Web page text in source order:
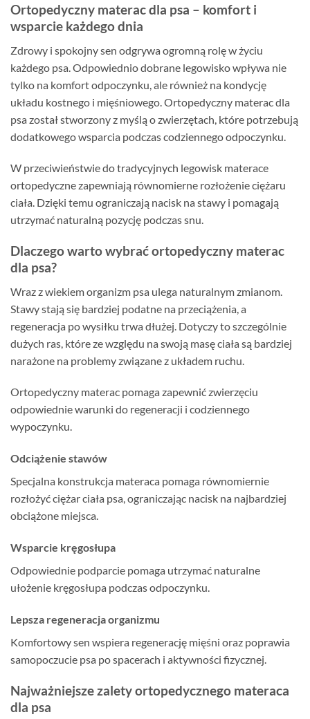
Ortopedyczny materac dla psa – komfort i
wsparcie każdego dnia
Zdrowy i spokojny sen odgrywa ogromną rolę w życiu
każdego psa. Odpowiednio dobrane legowisko wpływa nie
tylko na komfort odpoczynku, ale również na kondycję
układu kostnego i mięśniowego. Ortopedyczny materac dla
psa został stworzony z myślą o zwierzętach, które potrzebują
dodatkowego wsparcia podczas codziennego odpoczynku.
W przeciwieństwie do tradycyjnych legowisk materace
ortopedyczne zapewniają równomierne rozłożenie ciężaru
ciała. Dzięki temu ograniczają nacisk na stawy i pomagają
utrzymać naturalną pozycję podczas snu.
Dlaczego warto wybrać ortopedyczny materac
dla psa?
Wraz z wiekiem organizm psa ulega naturalnym zmianom.
Stawy stają się bardziej podatne na przeciążenia, a
regeneracja po wysiłku trwa dłużej. Dotyczy to szczególnie
dużych ras, które ze względu na swoją masę ciała są bardziej
narażone na problemy związane z układem ruchu.
Ortopedyczny materac pomaga zapewnić zwierzęciu
odpowiednie warunki do regeneracji i codziennego
wypoczynku.
Odciążenie stawów
Specjalna konstrukcja materaca pomaga równomiernie
rozłożyć ciężar ciała psa, ograniczając nacisk na najbardziej
obciążone miejsca.
Wsparcie kręgosłupa
Odpowiednie podparcie pomaga utrzymać naturalne
ułożenie kręgosłupa podczas odpoczynku.
Lepsza regeneracja organizmu
Komfortowy sen wspiera regenerację mięśni oraz poprawia
samopoczucie psa po spacerach i aktywności fizycznej.
Najważniejsze zalety ortopedycznego materaca
dla psa